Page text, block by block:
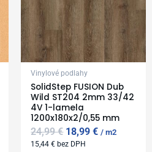
Vinylové podlahy
SolidStep FUSION Dub
Wild ST204 2mm 33/42
4V 1-lamela
1200x180x2/0,55 mm
24,99€ 18,99€ m2
15,44€ bez DPH